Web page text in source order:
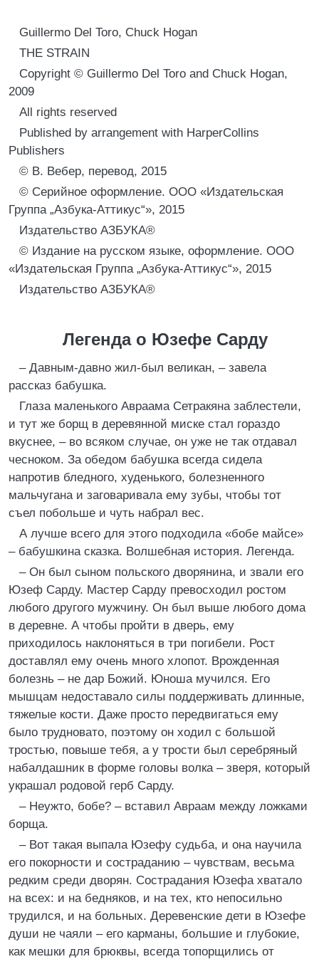
Guillermo Del Toro, Chuck Hogan
THE STRAIN
Copyright © Guillermo Del Toro and Chuck Hogan,
2009
All rights reserved
Published by arrangement with HarperCollins
Publishers
© В. Вебер, перевод, 2015
© Серийное оформление. ООО «Издательская
Группа „Азбука-Аттикус“», 2015
Издательство АЗБУКА®
© Издание на русском языке, оформление. ООО
«Издательская Группа „Азбука-Аттикус“», 2015
Издательство АЗБУКА®
Легенда о Юзефе Сарду
– Давным-давно жил-был великан, – завела
рассказ бабушка.
Глаза маленького Авраама Сетракяна заблестели,
и тут же борщ в деревянной миске стал гораздо
вкуснее, – во всяком случае, он уже не так отдавал
чесноком. За обедом бабушка всегда сидела
напротив бледного, худенького, болезненного
мальчугана и заговаривала ему зубы, чтобы тот
съел побольше и чуть набрал вес.
А лучше всего для этого подходила «бобе майсе»
– бабушкина сказка. Волшебная история. Легенда.
– Он был сыном польского дворянина, и звали его
Юзеф Сарду. Мастер Сарду превосходил ростом
любого другого мужчину. Он был выше любого дома
в деревне. А чтобы пройти в дверь, ему
приходилось наклоняться в три погибели. Рост
доставлял ему очень много хлопот. Врожденная
болезнь – не дар Божий. Юноша мучился. Его
мышцам недоставало силы поддерживать длинные,
тяжелые кости. Даже просто передвигаться ему
было трудновато, поэтому он ходил с большой
тростью, повыше тебя, а у трости был серебряный
набалдашник в форме головы волка – зверя, который
украшал родовой герб Сарду.
– Неужто, бобе? – вставил Авраам между ложками
борща.
– Вот такая выпала Юзефу судьба, и она научила
его покорности и состраданию – чувствам, весьма
редким среди дворян. Сострадания Юзефа хватало
на всех: и на бедняков, и на тех, кто непосильно
трудился, и на больных. Деревенские дети в Юзефе
души не чаяли – его карманы, большие и глубокие,
как мешки для брюквы, всегда топорщились от